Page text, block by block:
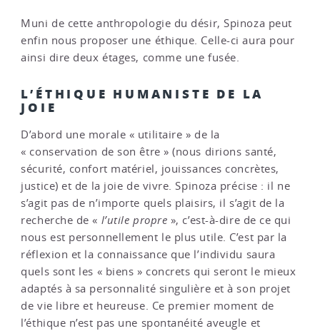
Muni de cette anthropologie du désir, Spinoza peut
enfin nous proposer une éthique. Celle-ci aura pour
ainsi dire deux étages, comme une fusée.
L’ÉTHIQUE HUMANISTE DE LA
JOIE
D’abord une morale « utilitaire » de la
« conservation de son être » (nous dirions santé,
sécurité, confort matériel, jouissances concrètes,
justice) et de la joie de vivre. Spinoza précise : il ne
s’agit pas de n’importe quels plaisirs, il s’agit de la
recherche de « l’utile propre », c’est-à-dire de ce qui
nous est personnellement le plus utile. C’est par la
réflexion et la connaissance que l’individu saura
quels sont les « biens » concrets qui seront le mieux
adaptés à sa personnalité singulière et à son projet
de vie libre et heureuse. Ce premier moment de
l’éthique n’est pas une spontanéité aveugle et